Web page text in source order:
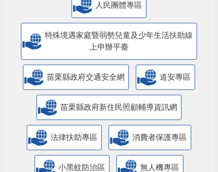
人民團體專區
特殊境遇家庭暨弱勢兒童及少年生活扶助線
上申辦平臺
苗栗縣政府交通安全網 道安專區
苗栗縣政府新住民照顧輔導資訊網
法律扶助專區 消費者保護專區
小黑蚊防治區 無人機專區